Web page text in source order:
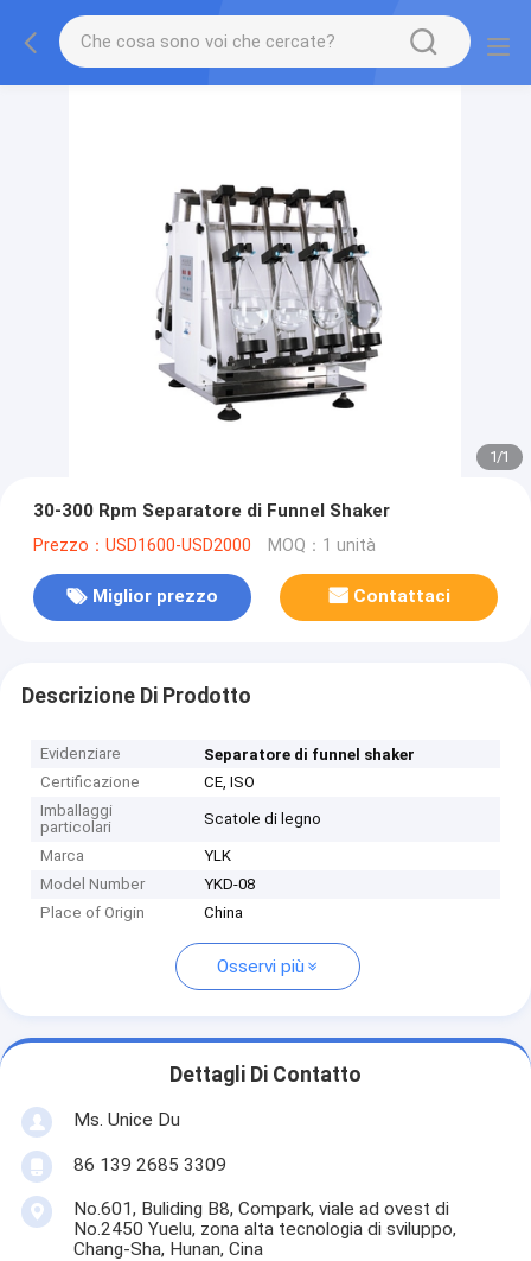
1/1
30-300 Rpm Separatore di Funnel Shaker
Prezzo：USD1600-USD2000 MOQ：1 unità
Miglior prezzo Contattaci
Descrizione Di Prodotto
Evidenziare
Separatore di funnel shaker
Certificazione
CE, ISO
Imballaggi
particolari
Scatole di legno
Marca
YLK
Model Number
YKD-08
Place of Origin
China
Osservi più
Dettagli Di Contatto
Ms. Unice Du
86 139 2685 3309
No.601, Buliding B8, Compark, viale ad ovest di
No.2450 Yuelu, zona alta tecnologia di sviluppo,
Chang-Sha, Hunan, Cina